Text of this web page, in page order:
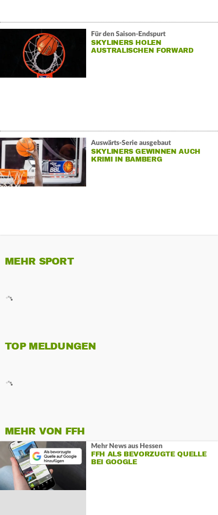
Für den Saison-Endspurt
SKYLINERS HOLEN
AUSTRALISCHEN FORWARD
Auswärts-Serie ausgebaut
SKYLINERS GEWINNEN AUCH
KRIMI IN BAMBERG
MEHR SPORT
TOP MELDUNGEN
MEHR VON FFH
Mehr News aus Hessen
FFH ALS BEVORZUGTE QUELLE
BEI GOOGLE